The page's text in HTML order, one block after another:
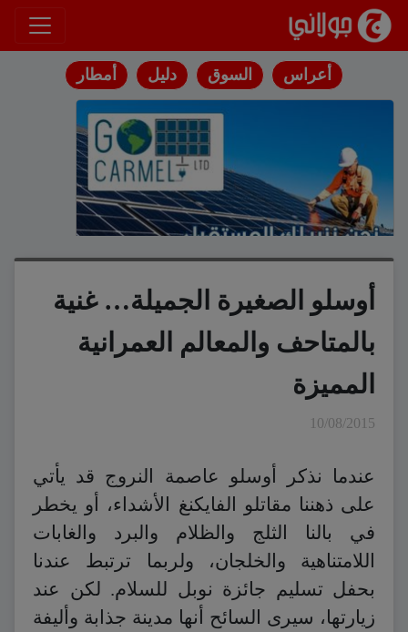
انتقل إلى المحتوى
أعراس السوق دليل أمطار
أوسلو الصغيرة الجميلة… غنية
بالمتاحف والمعالم العمرانية
المميزة
10/08/2015
عندما نذكر أوسلو عاصمة النروج قد يأتي
على ذهننا مقاتلو الفايكنغ الأشداء، أو يخطر
في بالنا الثلج والظلام والبرد والغابات
اللامتناهية والخلجان، ولربما ترتبط عندنا
بحفل تسليم جائزة نوبل للسلام. لكن عند
زيارتها، سيرى السائح أنها مدينة جذابة وأليفة